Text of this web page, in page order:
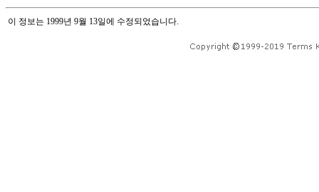
이 정보는 1999년 9월 13일에 수정되었습니다.